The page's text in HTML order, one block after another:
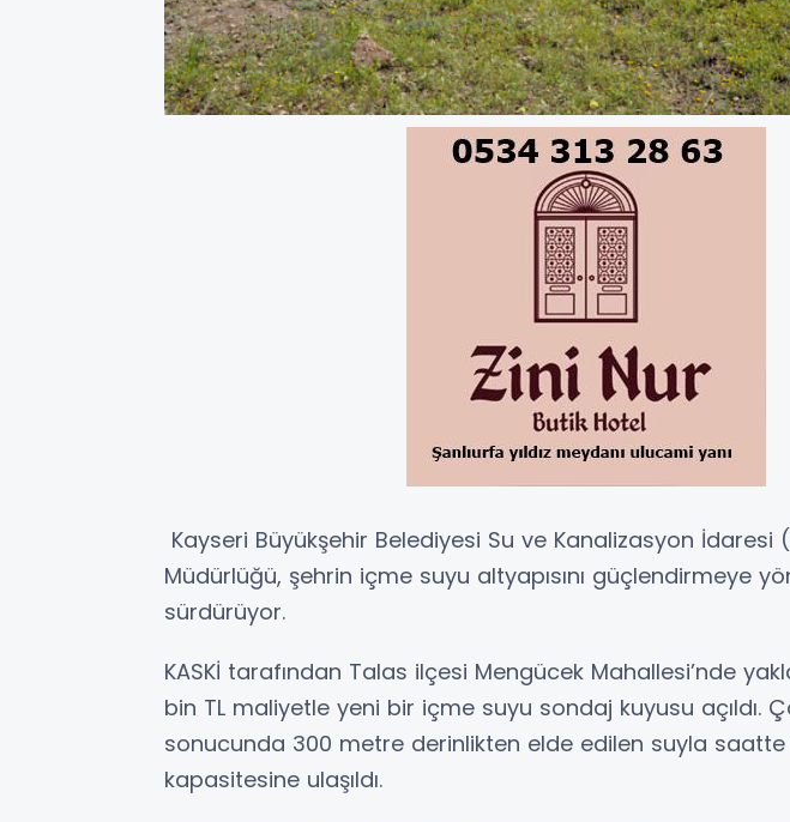
Kayseri Büyükşehir Belediyesi Su ve Kanalizasyon İdaresi
Müdürlüğü, şehrin içme suyu altyapısını güçlendirmeye
sürdürüyor.
KASKİ tarafından Talas ilçesi Mengücek Mahallesi’nde
bin TL maliyetle yeni bir içme suyu sondaj kuyusu açıldı.
sonucunda 300 metre derinlikten elde edilen suyla
kapasitesine ulaşıldı.